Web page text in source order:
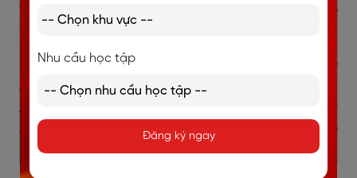
think it plays an important role in bringing everyone
together.
Gia đình tôi thường dành phần lớn thời gian ở phòng
khách. Đây là không gian chính để mọi người tụ họp,
xem TV, trò chuyện hoặc đơn giản là thư giãn sau một
ngày dài. Tôi nghĩ nó đóng vai trò quan trọng trong
việc gắn kết các thành viên.
Nhu cầu học tập
Đăng ký ngay